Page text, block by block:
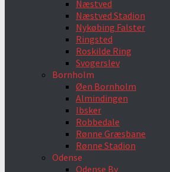
Næstved
Næstved Stadion
Nykøbing Falster
Ringsted
Roskilde Ring
Svogerslev
Bornholm
Øen Bornholm
Almindingen
Ibsker
Robbedale
Rønne Græsbane
Rønne Stadion
Odense
Odense By